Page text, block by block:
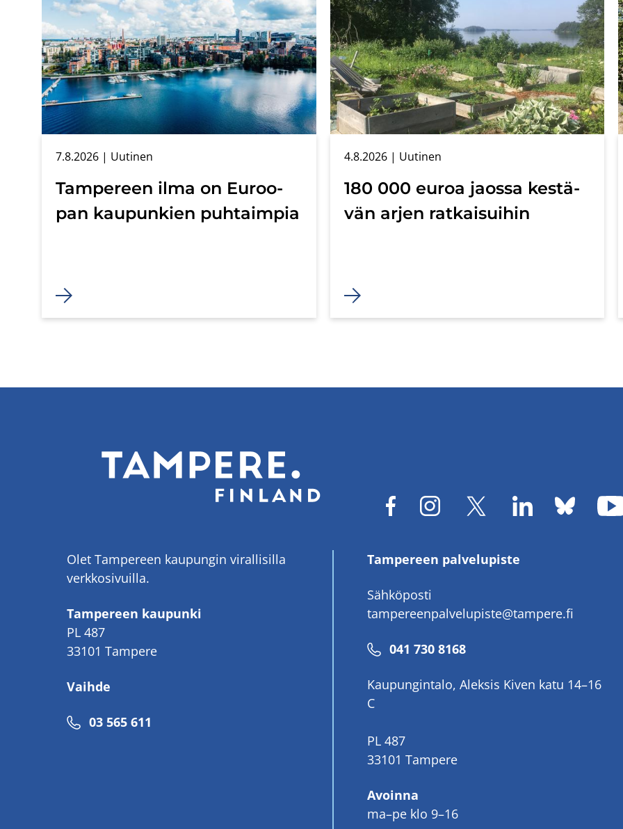
Tam­pe­reen ilma on Eu­roo­
pan kau­pun­kien puh­taim­pia
7.8.2026 | Uu­ti­nen
180 000 euroa jaos­sa kes­tä­
vän arjen rat­kai­sui­hin
4.8.2026| Uu­ti­nen
Olet Tampereen kaupungin virallisilla
verkkosivuilla.
Tampereen kaupunki
PL 487
33101 Tampere
Vaihde
Puhelinnumero
03 565 611
Tampereen palvelupiste
Sähköposti
tampereenpalvelupiste@tampere.fi
Puhelinnumero
041 730 8168
Kaupungintalo, Aleksis Kiven katu 14–16
C
PL 487
33101 Tampere
Avoinna
ma–pe klo 9–16